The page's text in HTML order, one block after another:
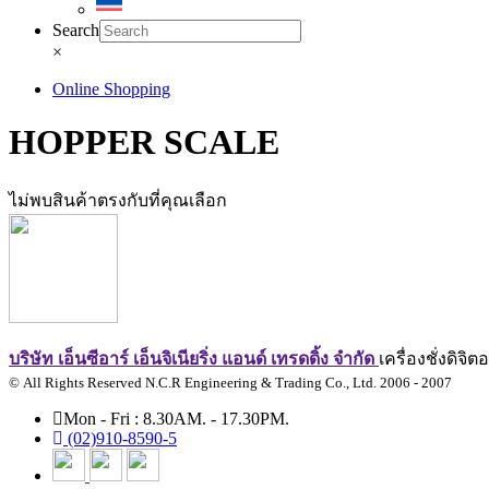
Search
×
Online Shopping
HOPPER SCALE
ไม่พบสินค้าตรงกับที่คุณเลือก
บริษัท เอ็นซีอาร์ เอ็นจิเนียริ่ง แอนด์ เทรดดิ้ง จำกัด เครื่องชั่งดิจิต
© All Rights Reserved N.C.R Engineering & Trading Co., Ltd. 2006 - 2007
Mon - Fri : 8.30AM. - 17.30PM.
(02)910-8590-5